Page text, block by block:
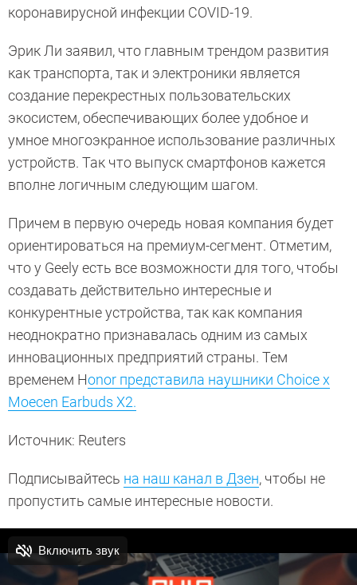
коронавирусной инфекции COVID-19.
Эрик Ли заявил, что главным трендом развития
как транспорта, так и электроники является
создание перекрестных пользовательских
экосистем, обеспечивающих более удобное и
умное многоэкранное использование различных
устройств. Так что выпуск смартфонов кажется
вполне логичным следующим шагом.
Причем в первую очередь новая компания будет
ориентироваться на премиум-сегмент. Отметим,
что у Geely есть все возможности для того, чтобы
создавать действительно интересные и
конкурентные устройства, так как компания
неоднократно признавалась одним из самых
инновационных предприятий страны. Тем
временем Honor представила наушники Choice x
Moecen Earbuds X2.
Источник: Reuters
Подписывайтесь на наш канал в Дзен, чтобы не
пропустить самые интересные новости.